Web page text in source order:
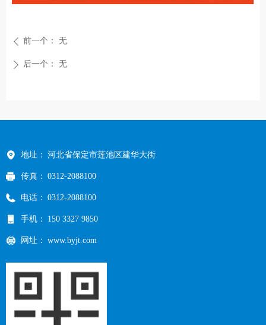
ꄴ 前一个： 无
ꄲ 后一个： 无
地址： 河北省保定市莲池区建华大街
传真： 0312-2088100
电话： 0312-2088100
手机： 150 3327 9850
网址： www.byjt.com